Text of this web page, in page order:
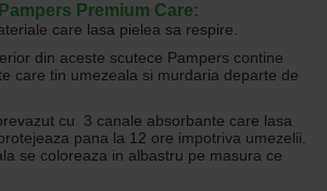
Premium Care:
care lasa pielea sa respire.
din aceste scutece Pampers contine
care tin umezeala si murdaria departe de
cu 3 canale absorbante care lasa
pana la 12 ore impotriva umezelii.
se coloreaza in albastru pe masura ce